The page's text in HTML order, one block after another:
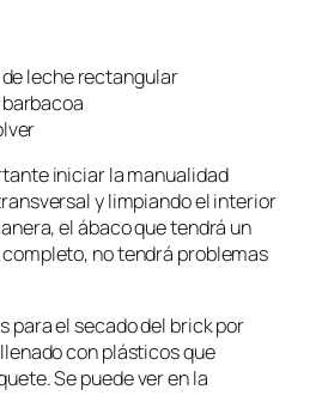
leche rectangular
iniciar la manualidad
y limpiando el interior
el ábaco que tendrá un
no tendrá problemas
para el secado del brick por
con plásticos que
Se puede ver en la